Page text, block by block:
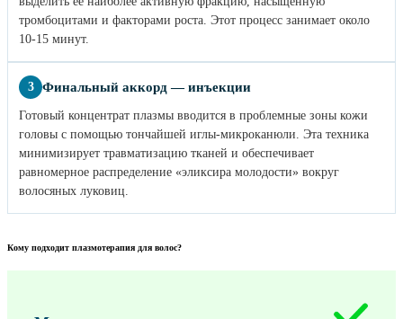
тромбоцитами и факторами роста. Этот процесс занимает около
10-15 минут.
3 Финальный аккорд — инъекции
Готовый концентрат плазмы вводится в проблемные зоны кожи
головы с помощью тончайшей иглы-микроканюли. Эта техника
минимизирует травматизацию тканей и обеспечивает
равномерное распределение «эликсира молодости» вокруг
волосяных луковиц.
Кому подходит плазмотерапия для волос?